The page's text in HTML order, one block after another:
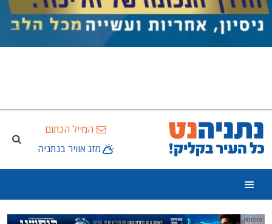
המייל הכתום
מזג אוויר בנתניה
פרסומת